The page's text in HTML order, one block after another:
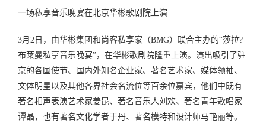
一场私享音乐晚宴在北京华彬歌剧院上演
3月2日，由华彬集团和尚客私享家（BMG）联合主办的“莎拉?
布莱曼私享音乐晚宴”，在华彬歌剧院隆重上演。演出吸引了驻
京的各国使节、国内外知名企业家、著名艺术家、媒体领袖、
文体明星以及其他各界社会名流位等百余位嘉宾，他们中既有
著名相声表演艺术家姜昆、著名音乐人刘欢、著名青年歌唱家
谭晶，也有著名文化学者于丹、著名模特和设计师马艳丽等。